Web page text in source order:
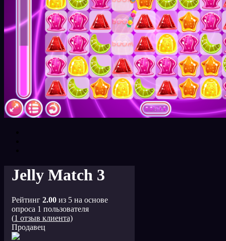
Jelly Match 3
Рейтинг 2.00 из 5 на основе
опроса 1 пользователя
(1 отзыв клиента)
Продавец